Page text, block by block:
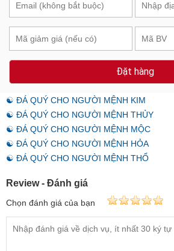
Đặt hàng
☯ ĐÁ QUÝ CHO NGƯỜI MỆNH KIM
☯ ĐÁ QUÝ CHO NGƯỜI MỆNH THỦY
☯ ĐÁ QUÝ CHO NGƯỜI MỆNH MỘC
☯ ĐÁ QUÝ CHO NGƯỜI MỆNH HỎA
☯ ĐÁ QUÝ CHO NGƯỜI MỆNH THỔ
Review - Đánh giá
Chọn đánh giá của bạn